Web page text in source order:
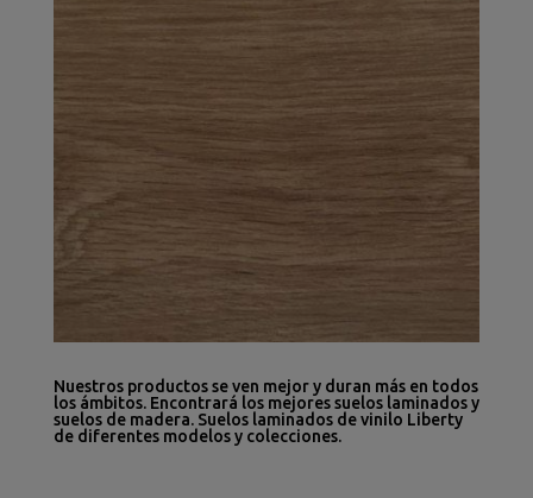
Nuestros productos se ven mejor y duran más en todos
los ámbitos. Encontrará los mejores suelos laminados y
suelos de madera. Suelos laminados de vinilo Liberty
de diferentes modelos y colecciones.